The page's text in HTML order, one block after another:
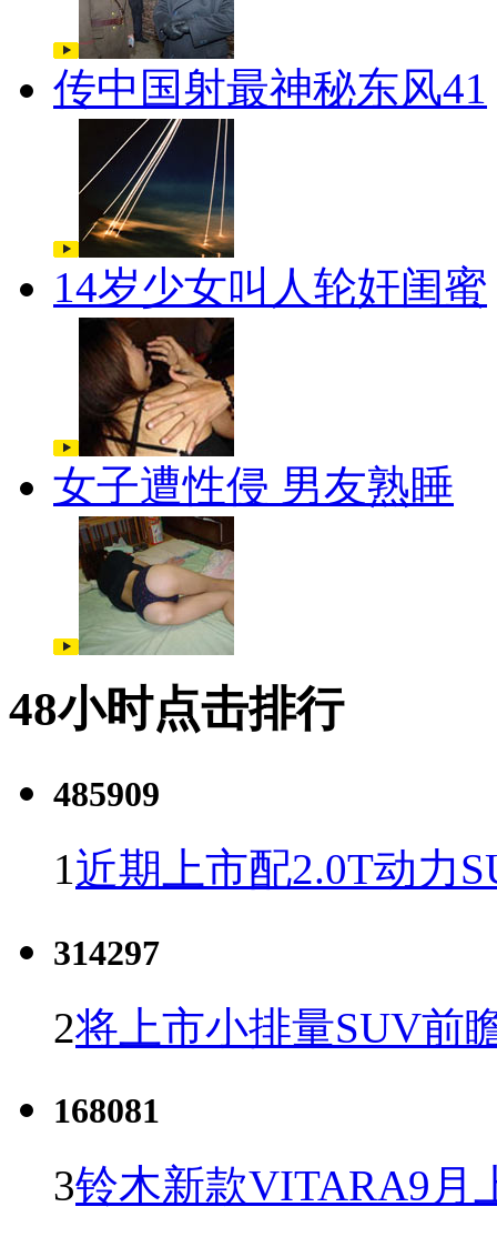
传中国射最神秘东风41
14岁少女叫人轮奸闺蜜
女子遭性侵 男友熟睡
48小时点击排行
485909
1近期上市配2.0T动力
314297
2将上市小排量SUV前
168081
3铃木新款VITARA9月